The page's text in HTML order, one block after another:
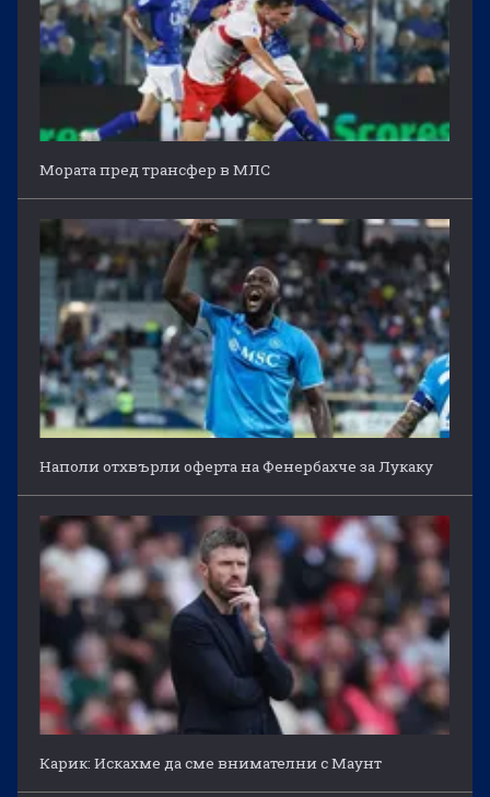
Мората пред трансфер в МЛС
Наполи отхвърли оферта на Фенербахче за Лукаку
Карик: Искахме да сме внимателни с Маунт